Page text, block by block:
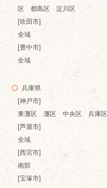
区 都島区 淀川区
[吹田市]
全域
[豊中市]
全域
兵庫県
[神戸市]
東灘区 灘区 中央区 兵庫
[芦屋市]
全域
[西宮市]
南部
[宝塚市]